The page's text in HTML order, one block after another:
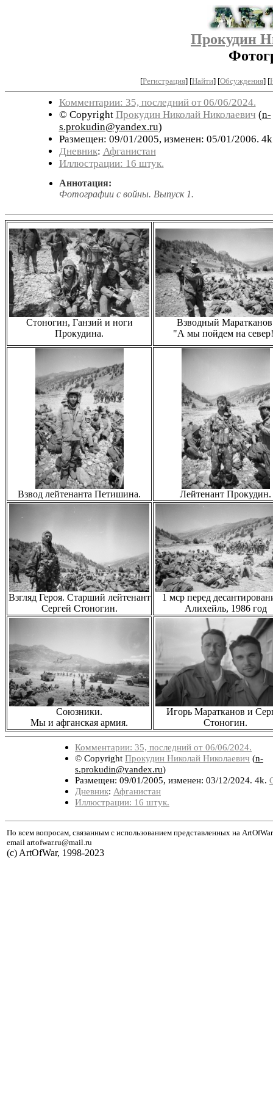
Прокудин
[Регистрация] [Найти] [Обсуждения] [
Комментарии: 35, последний от 06/06/2024.
© Copyright Прокудин Николай Николаевич (n-
s.prokudin@yandex.ru)
Размещен: 09/01/2005, изменен: 05/01/2006.
Дневник: Афганистан
Иллюстрации: 16 штук.
Аннотация:
Фотографии с войны. Выпуск 1.
Стоногин, Ганзий и ноги
Прокудина.
Взводный
"А мы пойдем на
Взвод лейтенанта Петишина. Лейтенант Прокудин.
Взгляд Героя. Старший лейтенант
Сергей Стоногин.
1 мср перед
Алихейль, 1986 год
Союзники.
Мы и афганская армия.
Игорь Маратканов и
Стоногин.
Комментарии: 35, последний от 06/06/2024.
© Copyright Прокудин Николай Николаевич (n-
s.prokudin@yandex.ru)
Размещен: 09/01/2005, изменен: 03/12/2024. 4k.
Дневник: Афганистан
Иллюстрации: 16 штук.
По всем вопросам, связанным с использованием представленных на
email artofwar.ru@mail.ru
(с) ArtOfWar, 1998-2023